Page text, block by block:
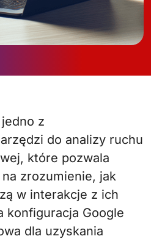
do analizy ruchu
które pozwala
zrozumienie, jak
w interakcje z ich
konfiguracja Google
dla uzyskania